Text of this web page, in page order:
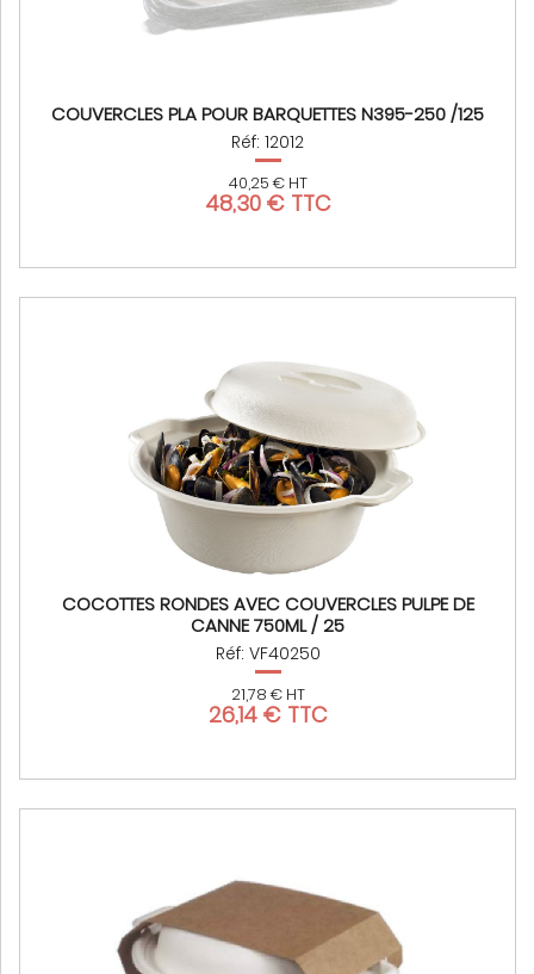
COUVERCLES PLA POUR BARQUETTES N395-250 /125
Réf: 12012
40,25 € HT
48,30 € TTC
COCOTTES RONDES AVEC COUVERCLES PULPE DE
CANNE 750ML / 25
Réf: VF40250
21,78 € HT
26,14 € TTC